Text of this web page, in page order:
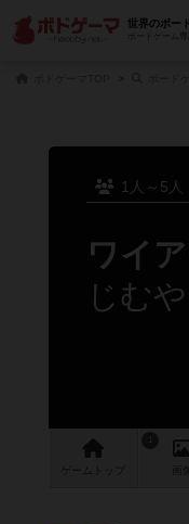
世界のボー
ボードゲーム
1人～5人
ワイ
じむ
ゲーム 画像